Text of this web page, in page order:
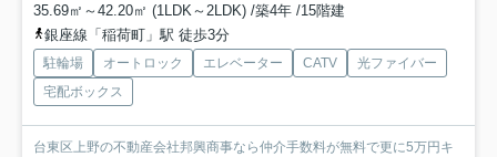
35.69㎡～42.20㎡ (1LDK～2LDK) /築4年 /15階建
銀座線「稲荷町」駅 徒歩3分
駐輪場 オートロック エレベーター CATV
光ファイバー
宅配ボックス
台東区上野の不動産会社邦興商事なら仲介手数料が無料で更に5万円キ